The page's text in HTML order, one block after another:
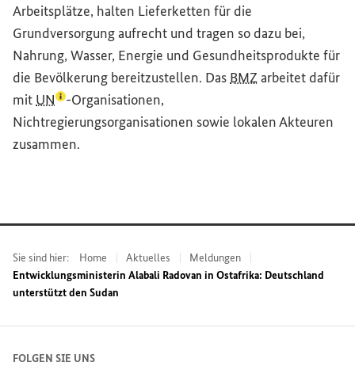
Arbeitsplätze, halten Lieferketten für die
Grundversorgung aufrecht und tragen so dazu bei,
Nahrung, Wasser, Energie und Gesundheitsprodukte für
die Bevölkerung bereitzustellen. Das BMZarbeitet dafür
mit UN(Lexikon-Eintrag zum Begriff aufrufen)
-Organisationen,
Nichtregierungsorganisationen sowie lokalen Akteuren
zusammen.
Sie sind hier: Home Aktuelles
Meldungen
Entwicklungsministerin Alabali Radovan in Ostafrika: Deutschland
unterstützt den Sudan
FOLGEN SIE UNS